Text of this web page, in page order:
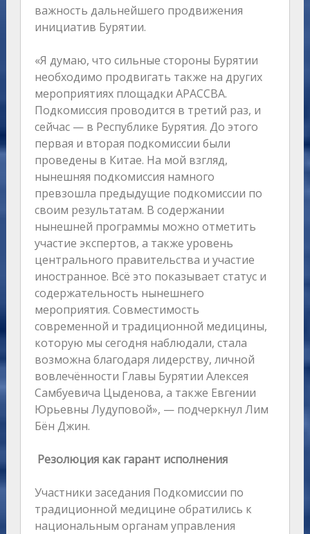
важность дальнейшего продвижения
инициатив Бурятии.
«Я думаю, что сильные стороны Бурятии
необходимо продвигать также на других
мероприятиях площадки АРАССВА.
Подкомиссия проводится в третий раз, и
сейчас — в Республике Бурятия. До этого
первая и вторая подкомиссии были
проведены в Китае. На мой взгляд,
нынешняя подкомиссия намного
превзошла предыдущие подкомиссии по
своим результатам. В содержании
нынешней программы можно отметить
участие экспертов, а также уровень
центрального правительства и участие
иностранное. Всё это показывает статус и
содержательность нынешнего
мероприятия. Совместимость
современной и традиционной медицины,
которую мы сегодня наблюдали, стала
возможна благодаря лидерству, личной
вовлечённости Главы Бурятии Алексея
Самбуевича Цыденова, а также Евгении
Юрьевны Лудуповой», — подчеркнул Лим
Бён Джин.
Резолюция как гарант исполнения
Участники заседания Подкомиссии по
традиционной медицине обратились к
национальным органам управления